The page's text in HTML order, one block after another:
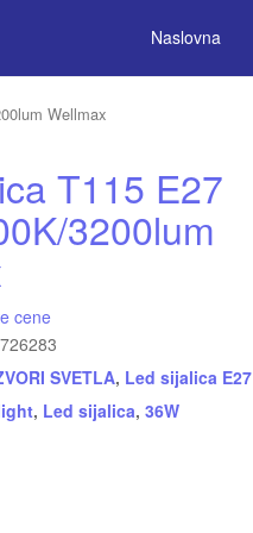
Naslovna
Wellmax
T115 E27
3200lum
cene
SVETLA, Led sijalica E27
, Led sijalica, 36W